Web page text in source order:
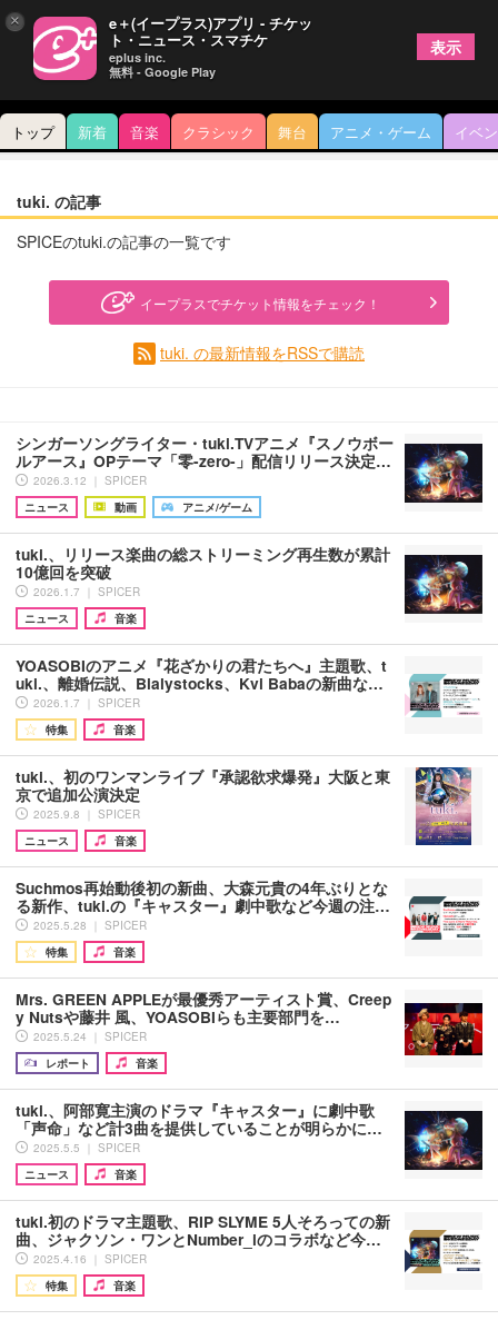
トップ 新着 音楽 クラシック 舞台 アニメ・ゲーム イベ
tuki. の記事
SPICEのtuki.の記事の一覧です
イープラスでチケット情報をチェック！
tuki. の最新情報をRSSで購読
シンガーソングライター・tuki.TVアニメ『スノウボー
ルアース』OPテーマ「零-zero-」配信リリース決定…
2026.3.12 ｜ SPICER
ニュース
動画 アニメ/ゲーム
tuki.、リリース楽曲の総ストリーミング再生数が累計
10億回を突破
2026.1.7 ｜ SPICER
ニュース
音楽
YOASOBIのアニメ『花ざかりの君たちへ』主題歌、t
uki.、離婚伝説、Bialystocks、Kvi Babaの新曲な…
2026.1.7 ｜ SPICER
特集
音楽
tuki.、初のワンマンライブ『承認欲求爆発』大阪と東
京で追加公演決定
2025.9.8 ｜ SPICER
ニュース
音楽
Suchmos再始動後初の新曲、大森元貴の4年ぶりとな
る新作、tuki.の『キャスター』劇中歌など今週の注…
2025.5.28 ｜ SPICER
特集
音楽
Mrs. GREEN APPLEが最優秀アーティスト賞、Creep
y Nutsや藤井 風、YOASOBIらも主要部門を…
2025.5.24 ｜ SPICER
レポート
音楽
tuki.、阿部寛主演のドラマ『キャスター』に劇中歌
「声命」など計3曲を提供していることが明らかに…
2025.5.5 ｜ SPICER
ニュース
音楽
tuki.初のドラマ主題歌、RIP SLYME 5人そろっての新
曲、ジャクソン・ワンとNumber_iのコラボなど今…
2025.4.16 ｜ SPICER
特集
音楽
× e＋(イープラス)アプリ - チケッ
ト・ニュース・スマチケ
eplus inc.
無料 - Google Play
表示